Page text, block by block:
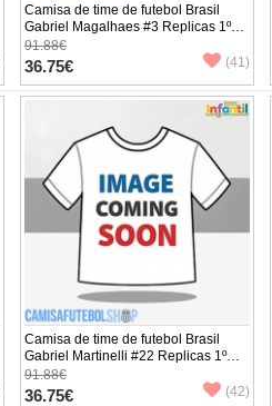
Camisa de time de futebol Brasil
Gabriel Magalhaes #3 Replicas 1º
Equipamento Infantil Mundo 2026
Manga Curta (+ Calças curtas)
91.88€
36.75€ (41)
Camisa de time de futebol Brasil
Gabriel Martinelli #22 Replicas 1º
Equipamento Infantil Mundo 2026
Manga Curta (+ Calças curtas)
91.88€
36.75€ (42)